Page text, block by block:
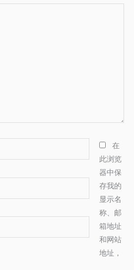
在
此浏览
器中保
存我的
显示名
称、邮
箱地址
和网站
地址，